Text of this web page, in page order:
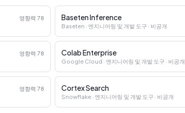
영향력 78
Baseten Inference
Baseten · 엔지니어링 및 개발 도구 · 비공개
영향력 78
Colab Enterprise
Google Cloud · 엔지니어링 및 개발 도구 · 비공개
영향력 78
Cortex Search
Snowflake · 엔지니어링 및 개발 도구 · 비공개